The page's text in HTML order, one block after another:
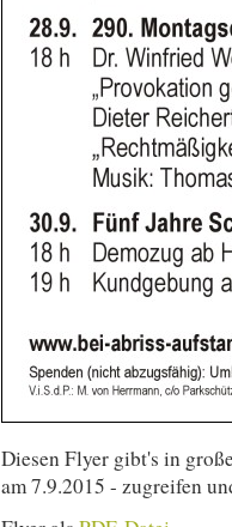
Diesen Flyer gibt's in
am 7.9.2015 - zugreifen